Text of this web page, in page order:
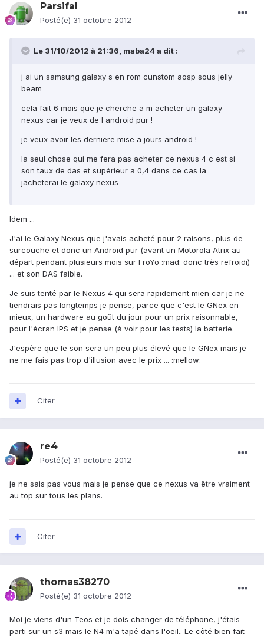
Parsifal
Posté(e) 31 octobre 2012
Le 31/10/2012 à 21:36, maba24 a dit :
j ai un samsung galaxy s en rom cunstom aosp sous jelly
beam
cela fait 6 mois que je cherche a m acheter un galaxy
nexus car je veux de l android pur !
je veux avoir les derniere mise a jours android !
la seul chose qui me fera pas acheter ce nexus 4 c est si
son taux de das et supérieur a 0,4 dans ce cas la
jacheterai le galaxy nexus
Idem ...
J'ai le Galaxy Nexus que j'avais acheté pour 2 raisons, plus de
surcouche et donc un Android pur (avant un Motorola Atrix au
départ pendant plusieurs mois sur FroYo :mad: donc très refroidi)
... et son DAS faible.
Je suis tenté par le Nexus 4 qui sera rapidement mien car je ne
tiendrais pas longtemps je pense, parce que c'est le GNex en
mieux, un hardware au goût du jour pour un prix raisonnable,
pour l'écran IPS et je pense (à voir pour les tests) la batterie.
J'espère que le son sera un peu plus élevé que le GNex mais je
ne me fais pas trop d'illusion avec le prix ... :mellow:
Citer
re4
Posté(e) 31 octobre 2012
je ne sais pas vous mais je pense que ce nexus va être vraiment
au top sur tous les plans.
Citer
thomas38270
Posté(e) 31 octobre 2012
Moi je viens d'un Teos et je dois changer de téléphone, j'étais
parti sur un s3 mais le N4 m'a tapé dans l'oeil.. Le côté bien fait